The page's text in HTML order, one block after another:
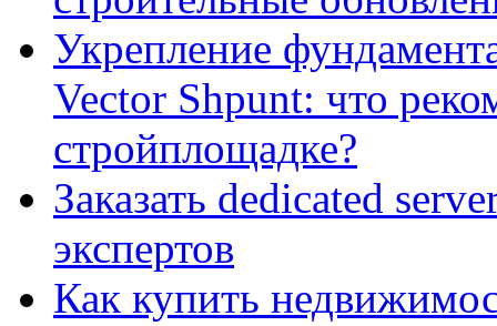
Укрепление
Vector Shpunt: что
стройплощадке?
Заказать dedicated
экспертов
Как купить